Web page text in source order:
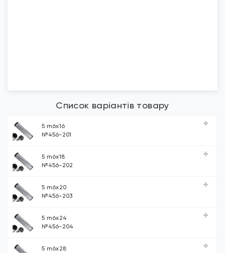
Список варіантів товару
5 m6х16
№456-201
5 m6х18
№456-202
5 m6х20
№456-203
5 m6х24
№456-204
5 m6х28